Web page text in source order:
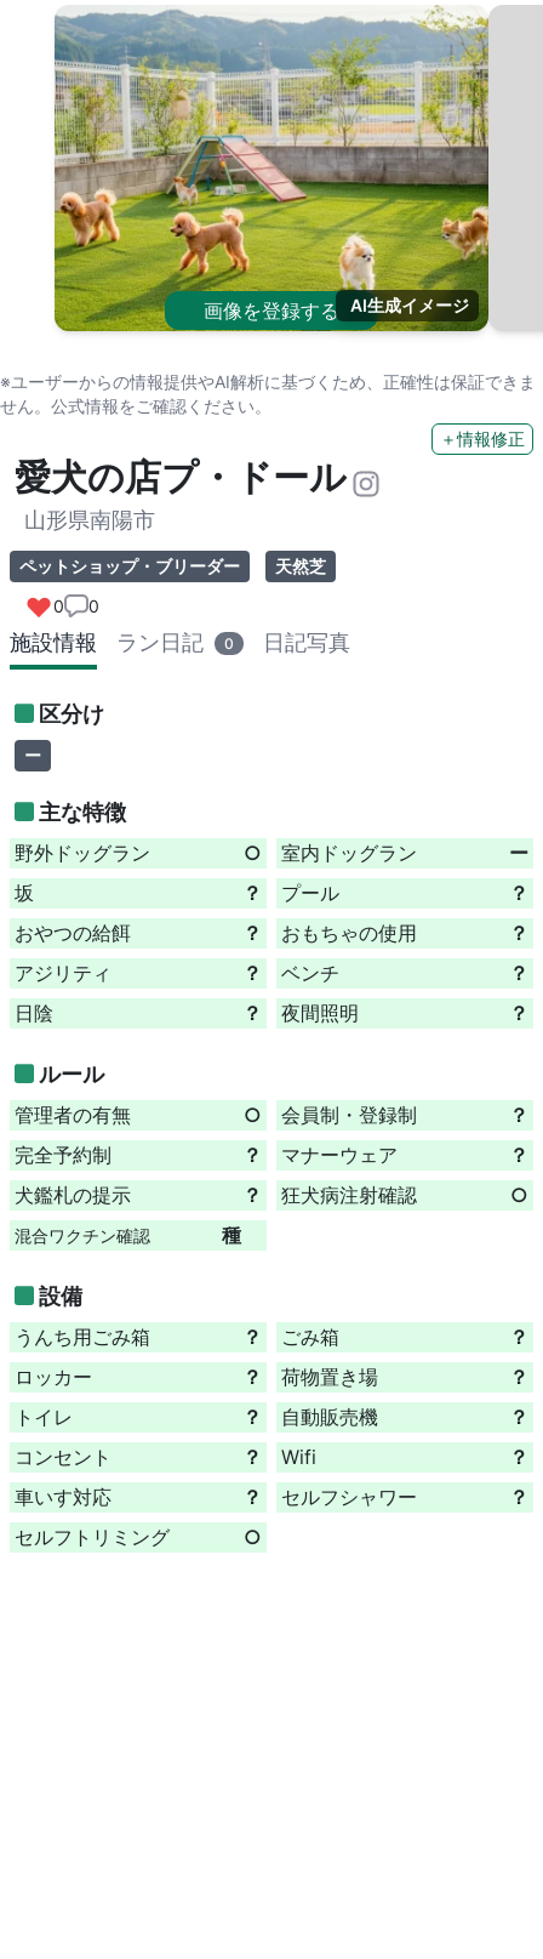
画像を登録する AI生成イメージ
※ユーザーからの情報提供やAI解析に基づくため、正確性は保証できま
せん。公式情報をご確認ください。
＋情報修正
愛犬の店プ・ドール
山形県南陽市
ペットショップ・ブリーダー
天然芝
0
0
施設情報 ラン日記 0 日記写真
区分け
ー
主な特徴
野外ドッグラン ○ 室内ドッグラン
ー
坂
？ プール
？
おやつの給餌
？ おもちゃの使用
？
アジリティ
？ ベンチ
？
日陰
？ 夜間照明 ？
ルール
管理者の有無 ○ 会員制・登録制
？
完全予約制
？ マナーウェア
？
犬鑑札の提示
？ 狂犬病注射確認 ○
混合ワクチン確認 種
設備
うんち用ごみ箱 ？ ごみ箱
？
ロッカー
？ 荷物置き場
？
トイレ
？ 自動販売機
？
コンセント
？ Wifi
？
車いす対応
？ セルフシャワー
？
セルフトリミング
○